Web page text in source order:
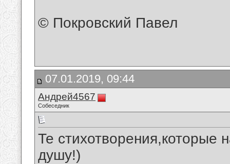
© Покровский Павел
07.01.2019, 09:44
Андрей4567
Собеседник
Те стихотворения,которые
душу!)